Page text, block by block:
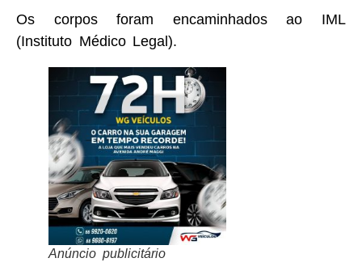
Os corpos foram encaminhados ao IML
(Instituto Médico Legal).
Anúncio publicitário